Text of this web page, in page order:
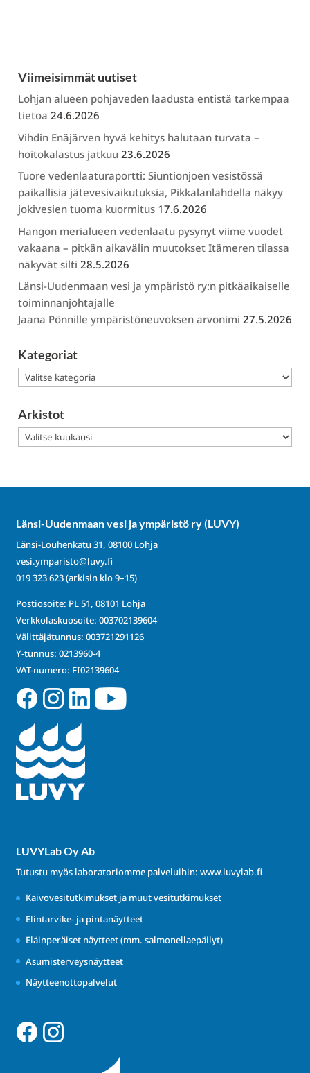
Viimeisimmät uutiset
Lohjan alueen pohjaveden laadusta entistä tarkempaa
tietoa 24.6.2026
Vihdin Enäjärven hyvä kehitys halutaan turvata –
hoitokalastus jatkuu 23.6.2026
Tuore vedenlaaturaportti: Siuntionjoen vesistössä
paikallisia jätevesivaikutuksia, Pikkalanlahdella näkyy
jokivesien tuoma kuormitus 17.6.2026
Hangon merialueen vedenlaatu pysynyt viime vuodet
vakaana – pitkän aikavälin muutokset Itämeren tilassa
näkyvät silti 28.5.2026
Länsi-Uudenmaan vesi ja ympäristö ry:n pitkäaikaiselle
toiminnanjohtajalle
Jaana Pönnille ympäristöneuvoksen arvonimi 27.5.2026
Kategoriat
Kategoriat
Arkistot
Arkistot
Länsi-Uudenmaan vesi ja ympäristö ry (LUVY)
Länsi-Louhenkatu 31, 08100 Lohja
vesi.ymparisto@luvy.fi
019 323 623(arkisin klo 9–15)
Postiosoite: PL 51, 08101 Lohja
Verkkolaskuosoite: 003702139604
Välittäjätunnus: 003721291126
Y-tunnus: 0213960-4
VAT-numero: FI02139604
LUVYLab Oy Ab
Tutustu myös laboratoriomme palveluihin: www.luvylab.fi
Kaivovesitutkimukset ja muut vesitutkimukset
Elintarvike- ja pintanäytteet
Eläinperäiset näytteet (mm. salmonellaepäilyt)
Asumisterveysnäytteet
Näytteenottopalvelut